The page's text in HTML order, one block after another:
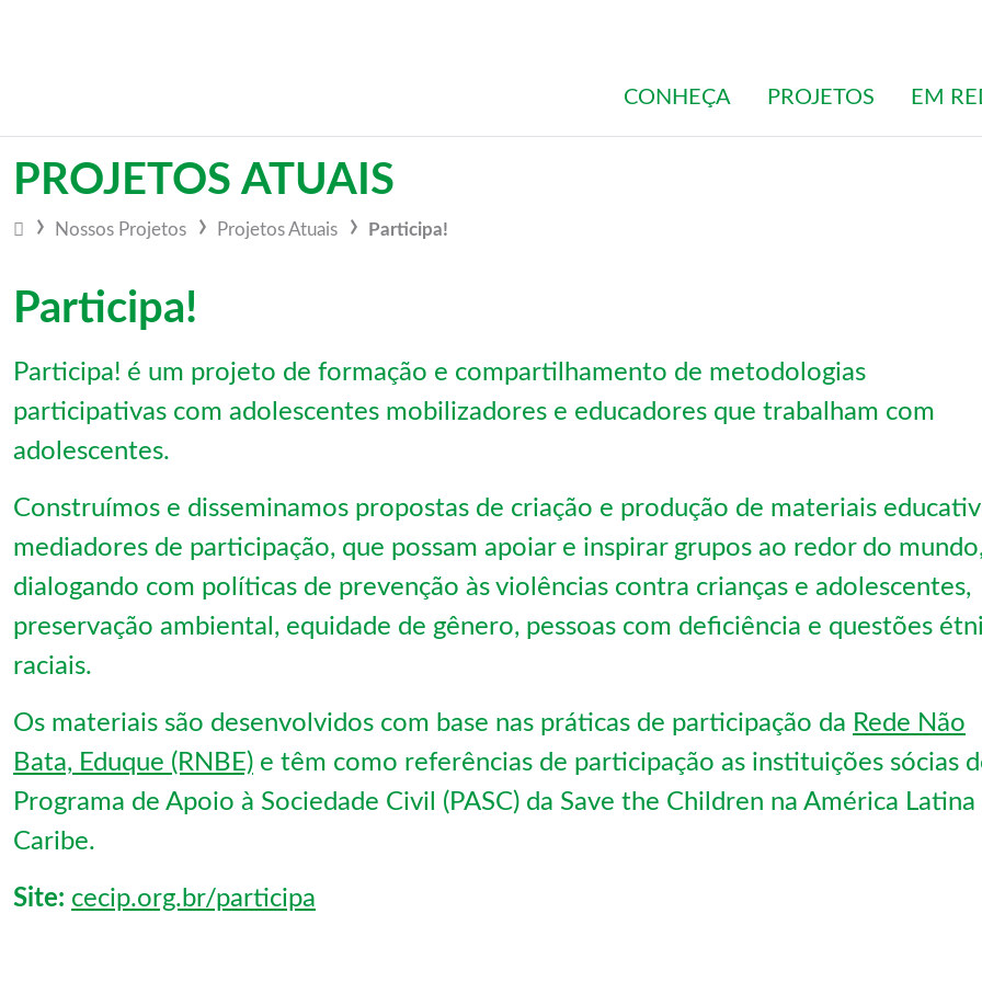
CONHEÇA PROJETOS EM
PROJETOS ATUAIS
Nossos Projetos Projetos Atuais Participa!
Participa!
Participa! é um projeto de formação e compartilhamento de metodologias
participativas com adolescentes mobilizadores e educadores que trabalham com
adolescentes.
Construímos e disseminamos propostas de criação e produção de materiais
mediadores de participação, que possam apoiar e inspirar grupos ao redor do
dialogando com políticas de prevenção às violências contra crianças e adolescentes,
preservação ambiental, equidade de gênero, pessoas com deficiência e questões
raciais.
Os materiais são desenvolvidos com base nas práticas de participação da Rede Não
Bata, Eduque (RNBE) e têm como referências de participação as instituições sócias
Programa de Apoio à Sociedade Civil (PASC) da Save the Children na América Latina
Caribe.
Site: cecip.org.br/participa